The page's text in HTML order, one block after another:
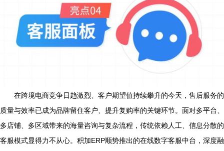
在跨境电商竞争日趋激烈、客户期望值持续攀升的今天，售后服务的
质量与效率已成为品牌留住客户、提升复购率的关键环节。面对多平台、
多店铺、多区域带来的海量咨询与复杂流程，传统依赖人工、信息分散的
客服模式显得力不从心。积加ERP顺势推出的在线数字客服中台，深度融